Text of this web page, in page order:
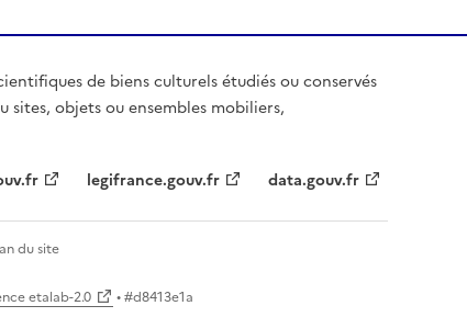
de biens culturels étudiés ou conservés
objets ou ensembles mobiliers,
legifrance.gouv.fr data.gouv.fr
du site
etalab-2.0 • #d8413e1a